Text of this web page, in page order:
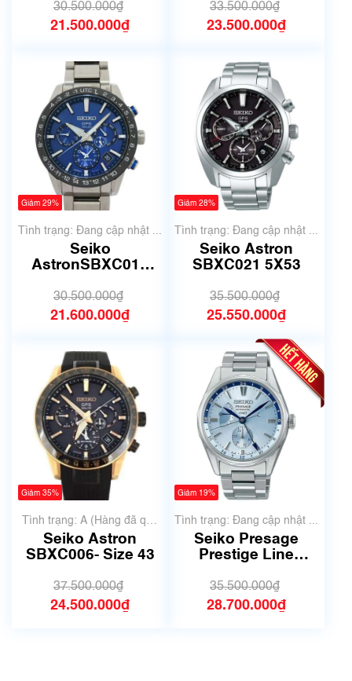
30.500.000₫
21.500.000₫
33.500.000₫
23.500.000₫
Giảm 29%
Tình trạng: Đang cập nhật ...
Seiko
AstronSBXC015
30.500.000₫
21.600.000₫
Giảm 28%
Tình trạng: Đang cập nhật ...
Seiko Astron
SBXC021 5X53
35.500.000₫
25.550.000₫
Giảm 35%
Tình trạng: A (Hàng đã qua
sử dụng nhưng rất đẹp,
không có xước)
Seiko Astron
SBXC006- Size 43
37.500.000₫
24.500.000₫
Giảm 19%
Tình trạng: Đang cập nhật ...
Seiko Presage
Prestige Line
40mm | Mã số 6349
35.500.000₫
28.700.000₫